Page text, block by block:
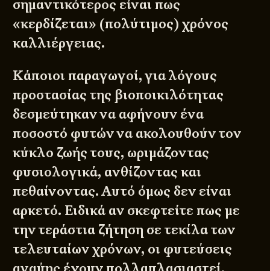
σημαντικότερος είναι πως
«κερδίζεται» (πολύτιμος) χρόνος
καλλιέργειας.
Κάποιοι παραγωγοί, για λόγους
προστασίας της βιοποικιλότητας
δεσμεύτηκαν να αφήνουν ένα
ποσοστό φυτών να ακολουθούν τον
κύκλο ζωής τους, ωριμάζοντας
φυσιολογικά, ανθίζοντας και
πεθαίνοντας. Αυτό όμως δεν είναι
αρκετό. Ειδικά αν σκεφτείτε πως με
την τεράστια ζήτηση σε τεκίλα των
τελευταίων χρόνων, οι φυτεύσεις